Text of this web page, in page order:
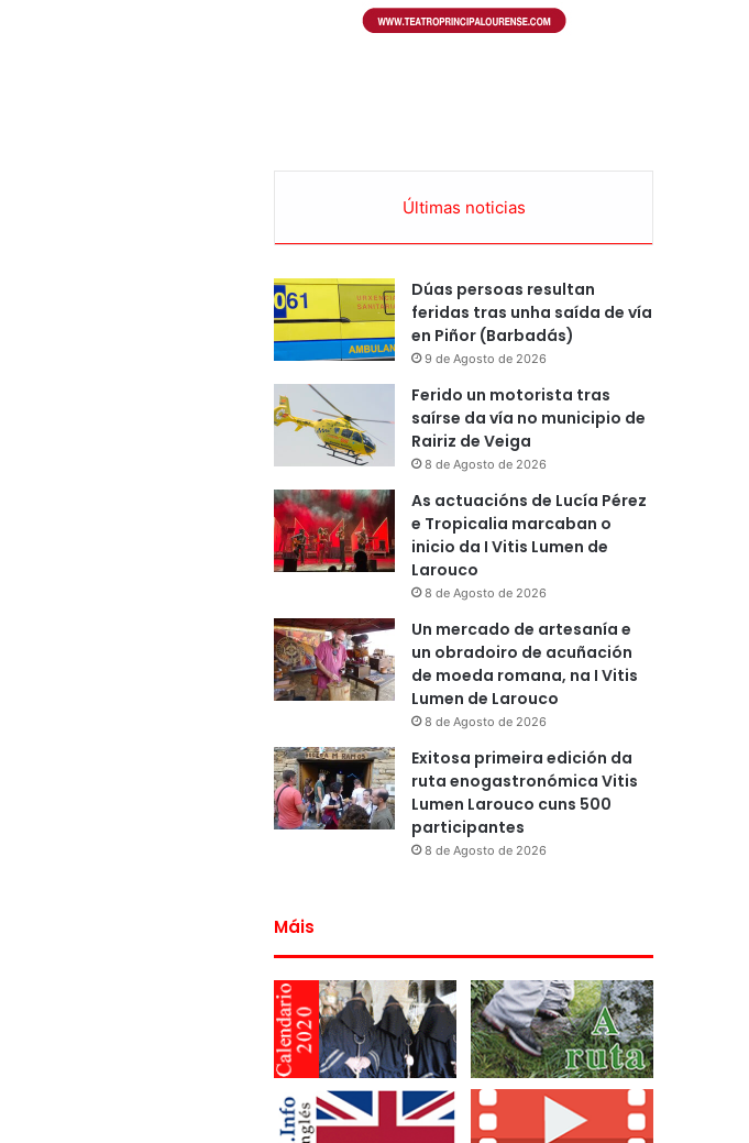
Últimas noticias
Dúas persoas resultan
feridas tras unha saída de vía
en Piñor (Barbadás)
9 de Agosto de 2026
Ferido un motorista tras
saírse da vía no municipio de
Rairiz de Veiga
8 de Agosto de 2026
As actuacións de Lucía Pérez
e Tropicalia marcaban o
inicio da I Vitis Lumen de
Larouco
8 de Agosto de 2026
Un mercado de artesanía e
un obradoiro de acuñación
de moeda romana, na I Vitis
Lumen de Larouco
8 de Agosto de 2026
Exitosa primeira edición da
ruta enogastronómica Vitis
Lumen Larouco cuns 500
participantes
8 de Agosto de 2026
Máis